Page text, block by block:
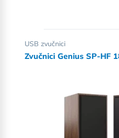
USB zvučnici
Zvučnici Genius SP-HF